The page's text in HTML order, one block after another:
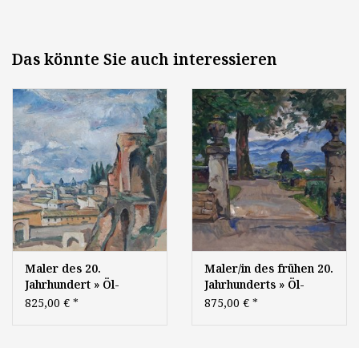
Das könnte Sie auch interessieren
Maler des 20.
Jahrhundert » Öl-
Gemälde
825,00 € *
Maler/in des frühen 20.
Jahrhunderts » Öl-
Gemälde
875,00 € *